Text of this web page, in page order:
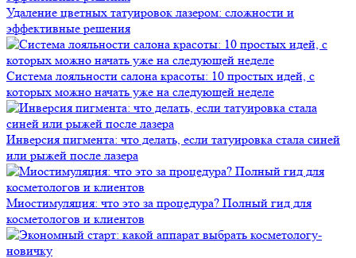
Удаление цветных татуировок лазером: сложности и
эффективные решения
Система лояльности салона красоты: 10 простых идей, с
которых можно начать уже на следующей неделе
Инверсия пигмента: что делать, если татуировка стала синей
или рыжей после лазера
Миостимуляция: что это за процедура? Полный гид для
косметологов и клиентов